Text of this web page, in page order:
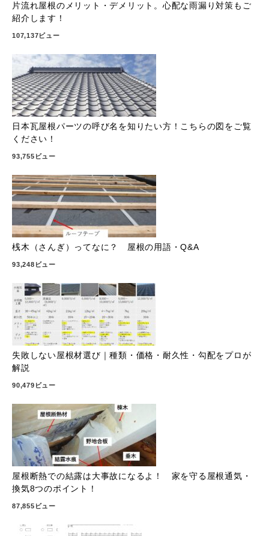
片流れ屋根のメリット・デメリット。心配な雨漏り対策もご
紹介します！
107,137ビュー
日本瓦屋根パーツの呼び名を知りたい方！こちらの図をご覧
ください！
93,755ビュー
桟木（さんぎ）ってなに？ 屋根の用語・Q&A
93,248ビュー
失敗しない屋根材選び｜種類・価格・耐久性・勾配をプロが
解説
90,479ビュー
屋根断熱での結露は大事故になるよ！ 家を守る屋根通気・
換気8つのポイント！
87,855ビュー